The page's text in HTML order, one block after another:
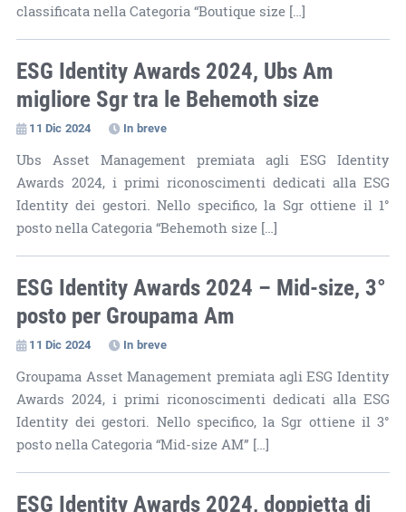
classificata nella Categoria “Boutique size […]
ESG Identity Awards 2024, Ubs Am
migliore Sgr tra le Behemoth size
11 Dic 2024 In breve
Ubs Asset Management premiata agli ESG Identity
Awards 2024, i primi riconoscimenti dedicati alla ESG
Identity dei gestori. Nello specifico, la Sgr ottiene il 1°
posto nella Categoria “Behemoth size […]
ESG Identity Awards 2024 – Mid-size, 3°
posto per Groupama Am
11 Dic 2024 In breve
Groupama Asset Management premiata agli ESG Identity
Awards 2024, i primi riconoscimenti dedicati alla ESG
Identity dei gestori. Nello specifico, la Sgr ottiene il 3°
posto nella Categoria “Mid-size AM” […]
ESG Identity Awards 2024, doppietta di